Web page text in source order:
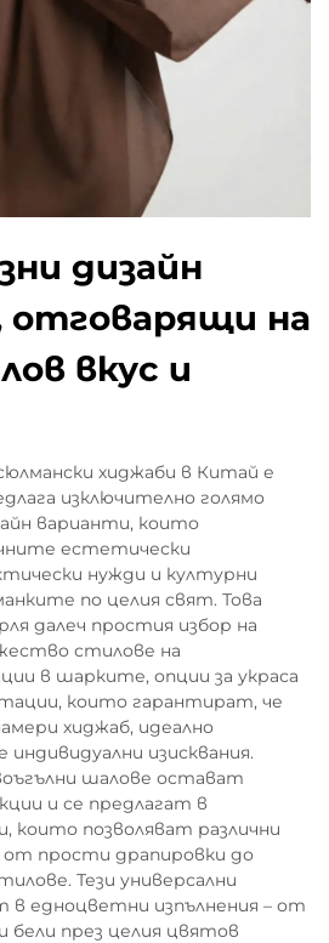
дизайн
отговарящи на
вкус и
хиджаби в Китай е
изключително голямо
варианти, които
естетически
нужди и културни
по целия свят. Това
далеч простия избор на
стилове на
в шарките, опции за украса
които гарантират, че
хиджаб, идеално
изисквания.
шалове остават
и се предлагат в
които позволяват различни
от прости драпировки до
Тези универсални
в едноцветни изпълнения – от
бели през целия цвятов